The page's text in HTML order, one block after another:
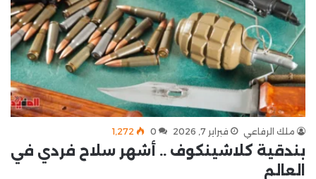
ملك الرفاعي فبراير 7, 2026 0 1٬272
بندقية كلاشينكوف .. أشهر سلاح فردي في
العالم